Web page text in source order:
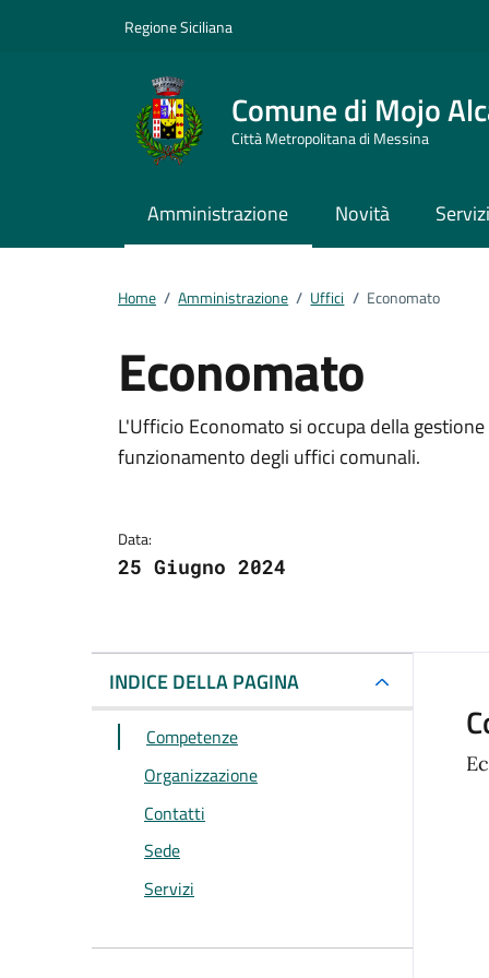
Regione Siciliana
Comune di Mojo
Città Metropolitana di Messina
Amministrazione Novità
Home / Amministrazione / Uffici / Economato
Economato
Dettagli della
L'Ufficio Economato si occupa della
funzionamento degli uffici comunali.
Data:
25 Giugno 2024
INDICE DELLA PAGINA
Competenze
Organizzazione
Contatti
Sede
Servizi